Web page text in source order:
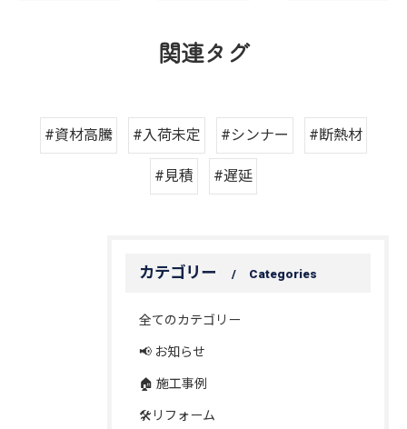
関連タグ
#資材高騰 #入荷未定 #シンナー #断熱材
#見積 #遅延
カテゴリー Categories
全てのカテゴリー
📢 お知らせ
🏠 施工事例
🛠️リフォーム